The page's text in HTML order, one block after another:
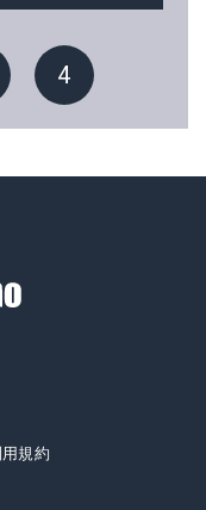
4
規約